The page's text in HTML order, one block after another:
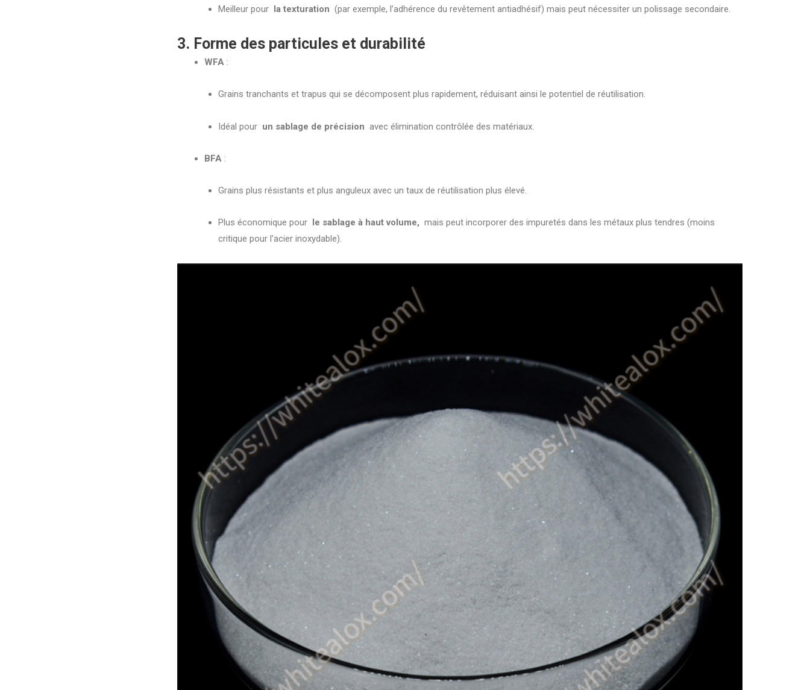
Meilleur pour la texturation (par exemple, l’adhérence du revêtement antiadhésif) mais peut nécessiter un polissage secondaire.
3. Forme des particules et durabilité
WFA :
Grains tranchants et trapus qui se décomposent plus rapidement, réduisant ainsi le potentiel de réutilisation.
Idéal pour un sablage de précision avec élimination contrôlée des matériaux.
BFA :
Grains plus résistants et plus anguleux avec un taux de réutilisation plus élevé.
Plus économique pour le sablage à haut volume, mais peut incorporer des impuretés dans les métaux plus tendres (moins
critique pour l’acier inoxydable).